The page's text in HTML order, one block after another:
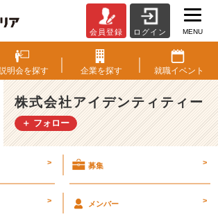
月
1
7
日
カ
ジ
会
会員登録 ログイン MENU
明会を探す 企業を探す 就職イベント
株式会社アイデンティティー
＋ フォロー
> 募集 >
> メンバー >